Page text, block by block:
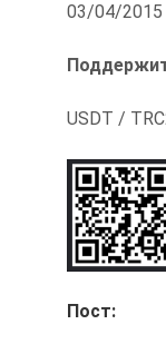
03/04/2015
USDT /
Пост: